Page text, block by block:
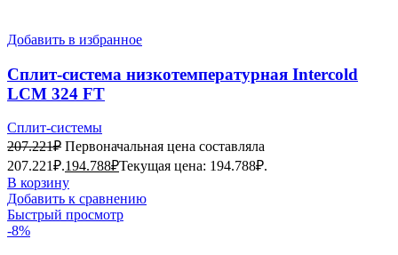
Добавить в избранное
Сплит-система низкотемпературная Intercold
LCM 324 FT
Сплит-системы
207.221₽ Первоначальная цена составляла
207.221₽.194.788₽Текущая цена: 194.788₽.
В корзину
Добавить к сравнению
Быстрый просмотр
-8%